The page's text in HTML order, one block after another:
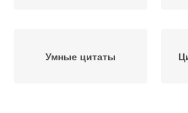
Умные цитаты